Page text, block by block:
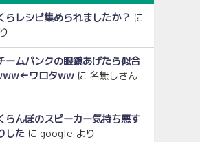
らレシピ集められましたか？ に
ームパンクの眼鏡あげたら似合
ワロタwwに 名無しさん
らんぼのスピーカー気持ち悪す
したに google より